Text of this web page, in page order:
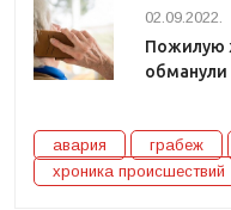
02.09.2022.
Пожилую
обманули
авария грабеж
хроника происшествий